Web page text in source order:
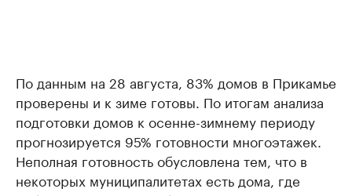
По данным на 28 августа, 83% домов в Прикамье
проверены и к зиме готовы. По итогам анализа
подготовки домов к осенне-зимнему периоду
прогнозируется 95% готовности многоэтажек.
Неполная готовность обусловлена тем, что в
некоторых муниципалитетах есть дома, где